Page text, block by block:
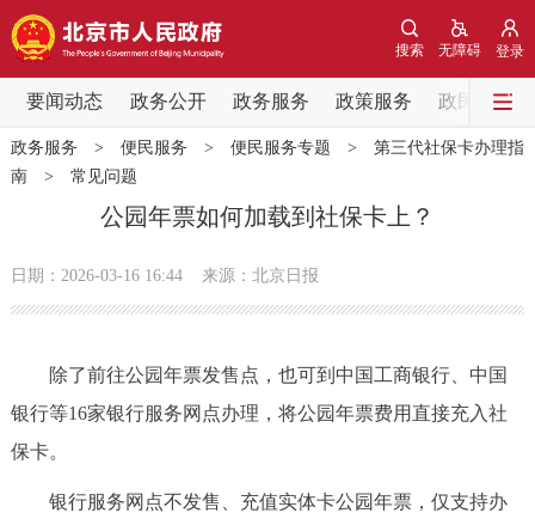
登录
无障碍
搜索
要闻动态 政务公开 政务服务 政策服务 政民互动
要闻动态
党中央精神 国务院信息 中央部委动态
北京要闻 会议信息 部门动态
各区热点
市领导 机构职能 政策服务
政策兑现 政策解读 回应关切
政务服务 > 便民服务 > 便民服务专题 > 第三代社保卡办理指
南> 常见问题
公园年票如何加载到社保卡上？
日期：2026-03-16 16:44 来源：北京日报
除了前往公园年票发售点，也可到中国工商银行、中国
银行等16家银行服务网点办理，将公园年票费用直接充入社
保卡。
银行服务网点不发售、充值实体卡公园年票，仅支持办